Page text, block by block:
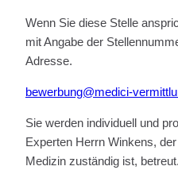
Wenn Sie diese Stelle
mit Angabe der
Adresse.
bewerbung@medici-
Sie werden individuell und
Experten Herrn Winkens,
Medizin zuständig ist, betreut.